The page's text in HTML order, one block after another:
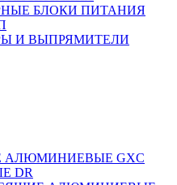
БЛОКИ ПИТАНИЯ
И ВЫПРЯМИТЕЛИ
GXC
DR